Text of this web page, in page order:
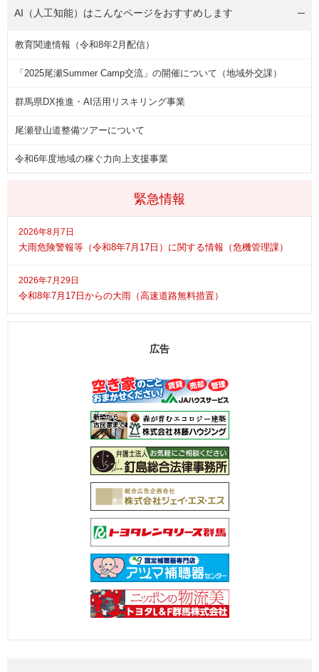
緊急情報
2026年8月7日
大雨危険警報等（令和8年7月17日）に関する情報（危機管理課）
2026年7月29日
令和8年7月17日からの大雨（高速道路無料措置）
AI（人工知能）はこんなページをおすすめします
教育関連情報（令和8年2月配信）
「2025尾瀬Summer Camp交流」の開催について（地域外交課）
群馬県DX推進・AI活用リスキリング事業
尾瀬登山道整備ツアーについて
令和6年度地域の稼ぐ力向上支援事業
広告